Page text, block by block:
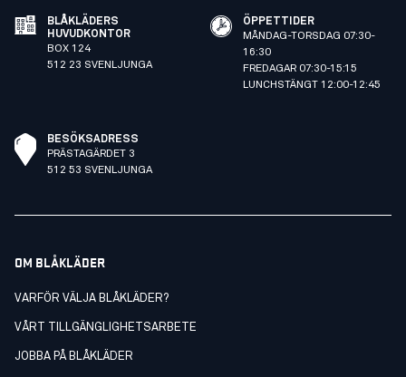
BLÅKLÄDERS
HUVUDKONTOR
BOX 124
512 23 SVENLJUNGA
ÖPPETTIDER
MÅNDAG-TORSDAG 07:30-
16:30
FREDAGAR 07:30-15:15
LUNCHSTÄNGT 12:00-12:45
BESÖKSADRESS
PRÄSTAGÄRDET 3
512 53 SVENLJUNGA
OM BLÅKLÄDER
VARFÖR VÄLJA BLÅKLÄDER?
VÅRT TILLGÄNGLIGHETSARBETE
JOBBA PÅ BLÅKLÄDER